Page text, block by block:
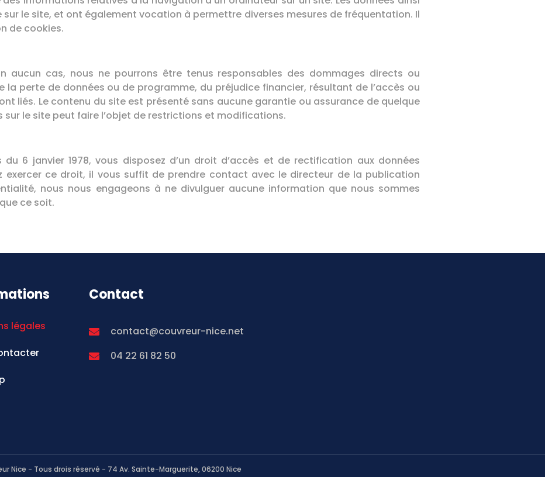
le site, et ont également vocation à permettre diverses mesures de fréquentation. Il
de cookies.
aucun cas, nous ne pourrons être tenus responsables des dommages directs ou
perte de données ou de programme, du préjudice financier, résultant de l’accès ou
liés. Le contenu du site est présenté sans aucune garantie ou assurance de quelque
sur le site peut faire l’objet de restrictions et modifications.
6 janvier 1978, vous disposez d’un droit d’accès et de rectification aux données
exercer ce droit, il vous suffit de prendre contact avec le directeur de la publication
nous nous engageons à ne divulguer aucune information que nous sommes
ce soit.
légales
Contact
contact@couvreur-nice.net
04 22 61 82 50
Nice - Tous drois réservé - 74 Av. Sainte-Marguerite, 06200 Nice